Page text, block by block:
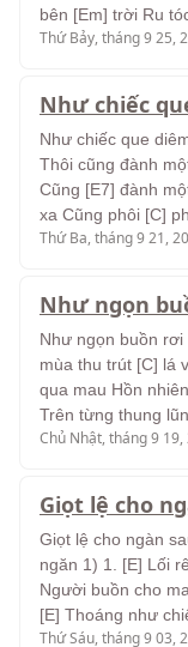
bên [Em] trời Ru
Thứ Bảy, tháng 9 25,
Như chiếc
Như chiếc que
Thôi cũng đành
Cũng [E7] đành
xa Cũng phôi [C]
Thứ Ba, tháng 9 21,
Như ngọn
Như ngọn buồn
mùa thu trút [C] lá
qua mau Hồn
Trên từng thung
Chủ Nhật, tháng 9 19,
Giọt lệ cho
Giọt lệ cho ngàn
ngăn 1) 1. [E] Lối
Người buồn cho
[E] Thoáng như
Thứ Sáu, tháng 9 03,